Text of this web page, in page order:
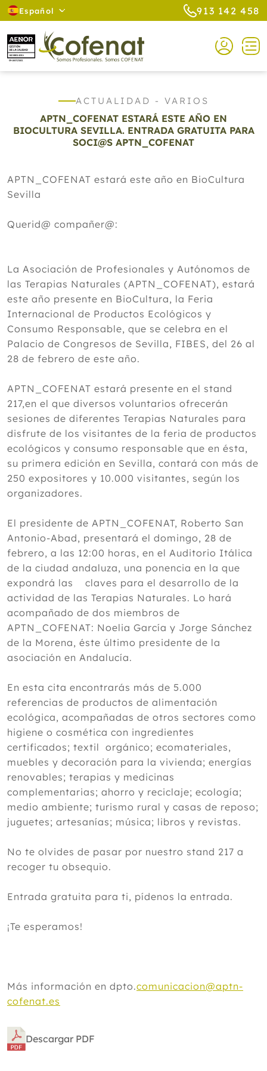
Español 913 142 458
ACTUALIDAD - VARIOS
APTN_COFENAT ESTARÁ ESTE AÑO EN
BIOCULTURA SEVILLA. ENTRADA GRATUITA PARA
SOCI@S APTN_COFENAT
APTN_COFENAT estará este año en BioCultura
Sevilla
Querid@ compañer@:
La Asociación de Profesionales y Autónomos de
las Terapias Naturales (APTN_COFENAT), estará
este año presente en BioCultura, la Feria
Internacional de Productos Ecológicos y
Consumo Responsable, que se celebra en el
Palacio de Congresos de Sevilla, FIBES, del 26 al
28 de febrero de este año.
APTN_COFENAT estará presente en el stand
217,en el que diversos voluntarios ofrecerán
sesiones de diferentes Terapias Naturales para
disfrute de los visitantes de la feria de productos
ecológicos y consumo responsable que en ésta,
su primera edición en Sevilla, contará con más de
250 expositores y 10.000 visitantes, según los
organizadores.
El presidente de APTN_COFENAT, Roberto San
Antonio-Abad, presentará el domingo, 28 de
febrero, a las 12:00 horas, en el Auditorio Itálica
de la ciudad andaluza, una ponencia en la que
expondrá las claves para el desarrollo de la
actividad de las Terapias Naturales. Lo hará
acompañado de dos miembros de
APTN_COFENAT: Noelia García y Jorge Sánchez
de la Morena, éste último presidente de la
asociación en Andalucía.
En esta cita encontrarás más de 5.000
referencias de productos de alimentación
ecológica, acompañadas de otros sectores como
higiene o cosmética con ingredientes
certificados; textil orgánico; ecomateriales,
muebles y decoración para la vivienda; energías
renovables; terapias y medicinas
complementarias; ahorro y reciclaje; ecología;
medio ambiente; turismo rural y casas de reposo;
juguetes; artesanías; música; libros y revistas.
No te olvides de pasar por nuestro stand 217 a
recoger tu obsequio.
Entrada gratuita para ti, pídenos la entrada.
¡Te esperamos!
Más información en dpto.comunicacion@aptn-
cofenat.es
Descargar PDF